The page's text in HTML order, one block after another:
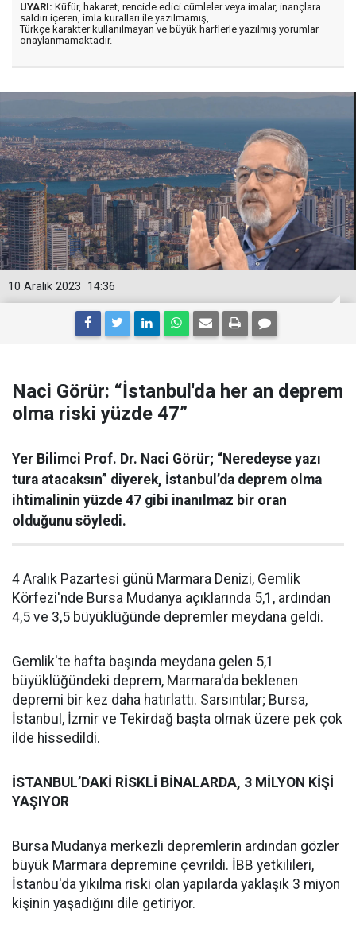
UYARI: Küfür, hakaret, rencide edici cümleler veya imalar, inançlara
saldırı içeren, imla kuralları ile yazılmamış,
Türkçe karakter kullanılmayan ve büyük harflerle yazılmış yorumlar
onaylanmamaktadır.
14:36
10 Aralık 2023
Naci Görür: “İstanbul'da her an deprem
olma riski yüzde 47”
Yer Bilimci Prof. Dr. Naci Görür; “Neredeyse yazı
tura atacaksın” diyerek, İstanbul’da deprem olma
ihtimalinin yüzde 47 gibi inanılmaz bir oran
olduğunu söyledi.
4 Aralık Pazartesi günü Marmara Denizi, Gemlik
Körfezi'nde Bursa Mudanya açıklarında 5,1, ardından
4,5 ve 3,5 büyüklüğünde depremler meydana geldi.
Gemlik'te hafta başında meydana gelen 5,1
büyüklüğündeki deprem, Marmara'da beklenen
depremi bir kez daha hatırlattı. Sarsıntılar; Bursa,
İstanbul, İzmir ve Tekirdağ başta olmak üzere pek çok
ilde hissedildi.
İSTANBUL’DAKİ RİSKLİ BİNALARDA, 3 MİLYON KİŞİ
YAŞIYOR
Bursa Mudanya merkezli depremlerin ardından gözler
büyük Marmara depremine çevrildi. İBB yetkilileri,
İstanbu'da yıkılma riski olan yapılarda yaklaşık 3 miyon
kişinin yaşadığını dile getiriyor.